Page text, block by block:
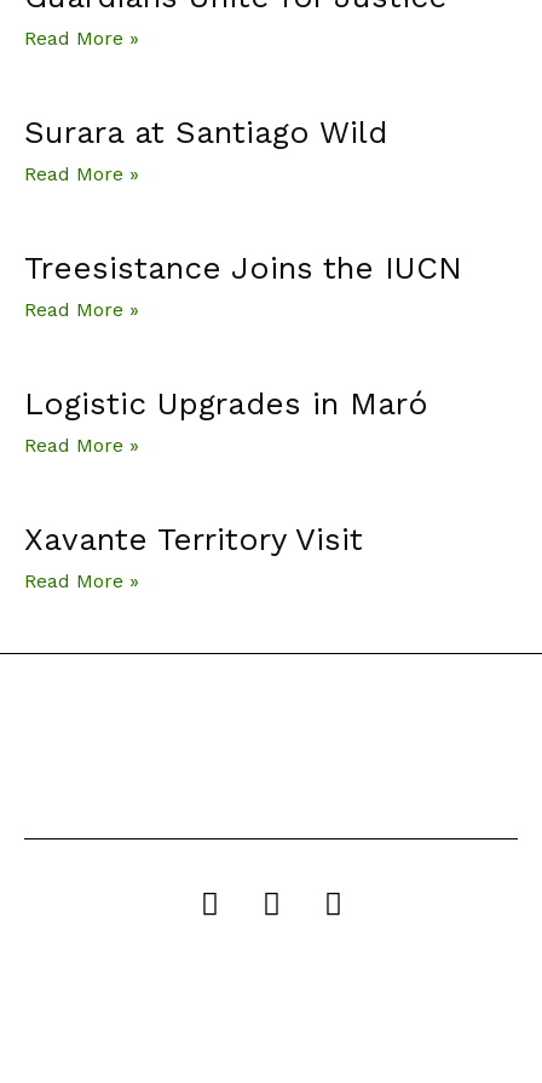
Read More »
Surara at Santiago Wild
Read More »
Treesistance Joins the IUCN
Read More »
Logistic Upgrades in Maró
Read More »
Xavante Territory Visit
Read More »